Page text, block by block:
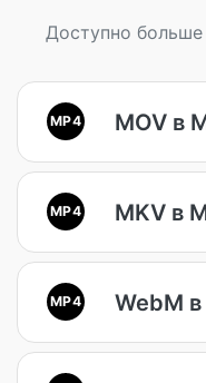
Доступно
MP4 MOV в
MP4 MKV в
MP4 WebM